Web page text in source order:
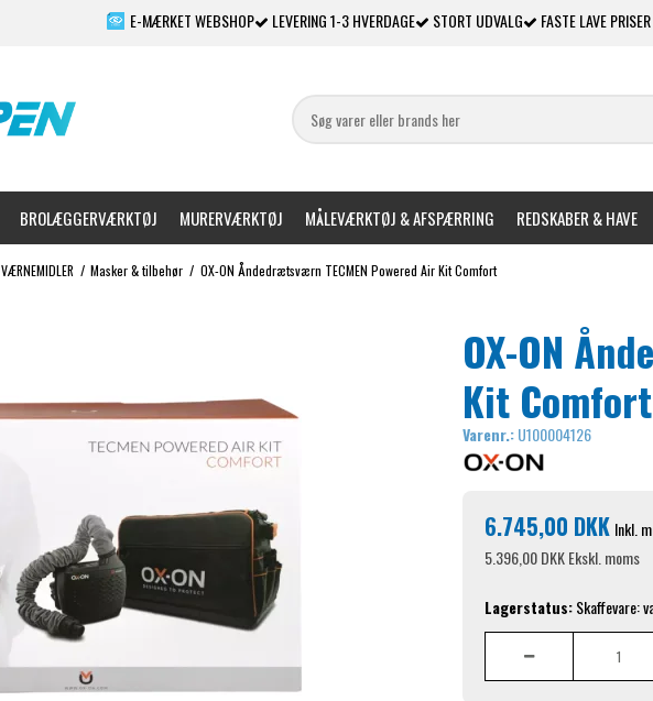
E-MÆRKET WEBSHOP LEVERING 1-3 HVERDAGE STORT UDVALG FASTE LAVE PRISER
BROLÆGGERVÆRKTØJ MURERVÆRKTØJ MÅLEVÆRKTØJ & AFSPÆRRING REDSKABER & HAVE
VÆRNEMIDLER / Masker & tilbehør / OX-ON Åndedrætsværn TECMEN Powered Air Kit Comfort
OX-ON
Kit Comfort
Varenr.:U100004126
6.745,00 DKK Inkl.
5.396,00 DKKEkskl. moms
Lagerstatus:Skaffevare: